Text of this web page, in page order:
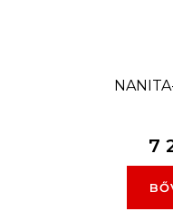
7